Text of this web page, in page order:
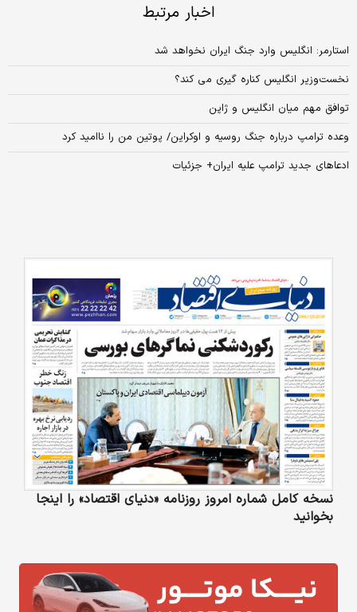
اخبار مرتبط
استارمر: انگلیس وارد جنگ ایران نخواهد شد
نخست‌وزیر انگلیس کناره گیری می کند؟
توافق مهم میان انگلیس و ژاپن
وعده ترامپ درباره جنگ روسیه و اوکراین/ پوتین من را ناامید کرد
ادعاهای جدید ترامپ علیه ایران+ جزئیات
نسخه کامل شماره امروز روزنامه «دنیای‌ اقتصاد» را اینجا
بخوانید